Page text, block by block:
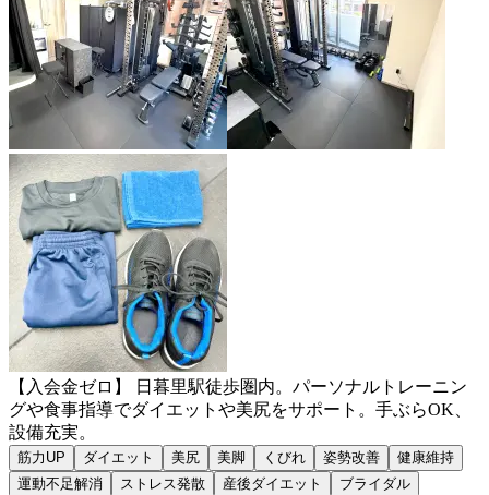
【入会金ゼロ】 日暮里駅徒歩圏内。パーソナルトレーニン
グや食事指導でダイエットや美尻をサポート。手ぶらOK、
設備充実。
筋力UP ダイエット 美尻 美脚 くびれ 姿勢改善
健康維持
運動不足解消
ストレス発散 産後ダイエット ブライダル